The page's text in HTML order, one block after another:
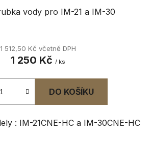
vody pro IM-21 a IM-30
1 512,50 Kč včetně DPH
1 250 Kč / ks
DO KOŠÍKU
: IM-21CNE-HC a IM-30CNE-HC